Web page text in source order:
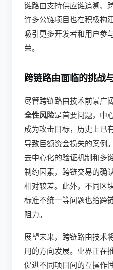
链路由支持供应链追溯、
许多公链项目也在积极构
吸引更多开发者和用户参
荣。
跨链路由面临的挑战
尽管跨链路由技术前景广
全性风险是首要问题，中
成为攻击目标，历史上已
导致巨额资金损失的案例
去中心化的验证机制和多
制约因素，跨链交易的确
相对较差。此外，不同区
标准不统一等问题也给跨
阻力。
展望未来，跨链路由技术
用的方向发展。业界正在
促进不同项目间的互操作